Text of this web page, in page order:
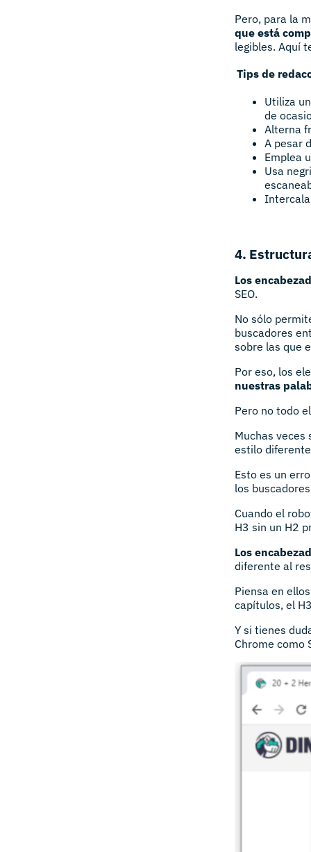
Pero, para la
que está
legibles. Aquí
Tips de
Utiliza
de
Alterna
A pesar
Emplea
Usa
4.
Los
SEO.
No sólo
buscadores
sobre las que
Por eso, los
nuestras
Pero no todo
Muchas veces
estilo
Esto es un
los
Cuando el
H3 sin un H2
Los
diferente al
Piensa en
capítulos, el
Y si tienes
Chrome como